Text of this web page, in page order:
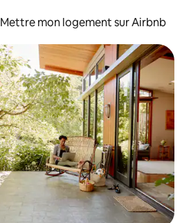
Mettre mon logement sur Airbnb